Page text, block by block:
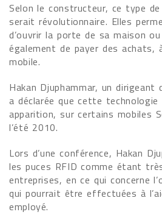
Selon le constructeur, ce type
serait révolutionnaire. Elles
d’ouvrir la porte de sa maison
également de payer des achats,
mobile.
Hakan Djuphammar, un
a déclarée que cette
apparition, sur certains mobiles
l’été 2010.
Lors d’une conférence, Hakan
les puces RFID comme étant
entreprises, en ce qui concerne
qui pourrait être effectuées à
employé.